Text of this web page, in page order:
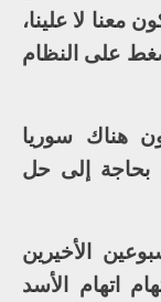
معنا لا علينا،
على النظام
هناك سوريا
بحاجة إلى حل
الأخيرين
اتهام الأسد